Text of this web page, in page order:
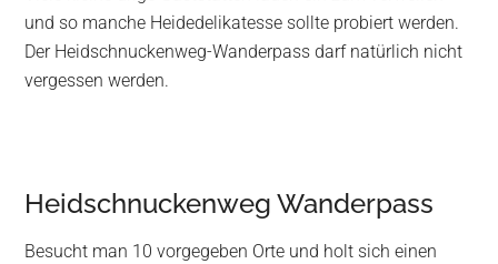
und so manche Heidedelikatesse sollte probiert werden.
Der Heidschnuckenweg-Wanderpass darf natürlich nicht
vergessen werden.
Heidschnuckenweg Wanderpass
Besucht man 10 vorgegeben Orte und holt sich einen